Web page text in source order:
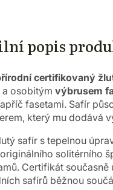
popis
certifikovaný
a osobitým výbrusem
fasetami. Safír
který mu dodává
safír s tepelnou
solitérního
Certifikát současně
safírů běžnou